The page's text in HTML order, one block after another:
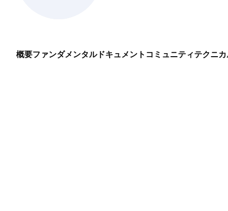
概要ファンダメンタルドキュメント コミュニティテクニ